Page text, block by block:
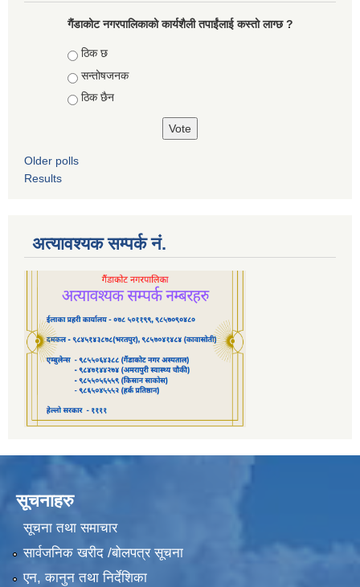
गैंडाकोट नगरपालिकाको कार्यशैली तपाईंलाई कस्तो लाग्छ ?
Choices
ठिक छ
सन्तोषजनक
ठिक छैन
Older polls
Results
अत्यावश्यक सम्पर्क नं.
सूचनाहरु
सूचना तथा समाचार
सार्वजनिक खरीद /बोलपत्र सूचना
एन, कानुन तथा निर्देशिका